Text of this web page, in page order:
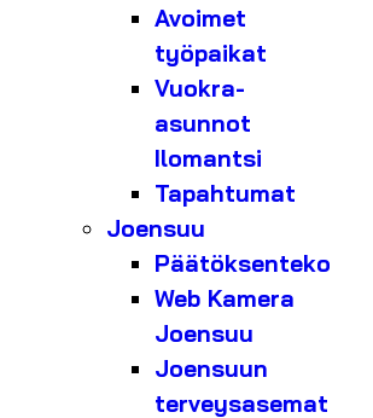
Avoimet
työpaikat
Vuokra-
asunnot
Ilomantsi
Tapahtumat
Joensuu
Päätöksenteko
Web Kamera
Joensuu
Joensuun
terveysasemat